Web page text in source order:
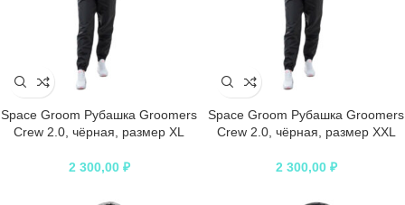
Space Groom Рубашка Groomers
Crew 2.0, чёрная, размер XL
2 300,00 ₽
Space Groom Рубашка Groomers
Crew 2.0, чёрная, размер XXL
2 300,00 ₽